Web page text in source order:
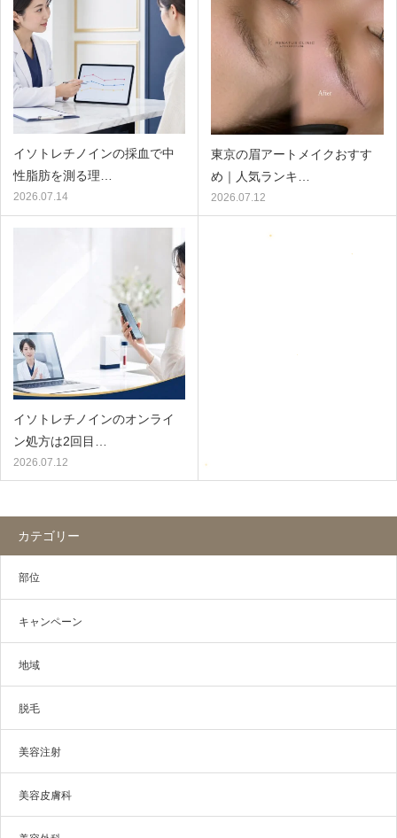
イソトレチノインの採血で中
性脂肪を測る理…
2026.07.14
東京の眉アートメイクおすす
め｜人気ランキ…
2026.07.12
イソトレチノインのオンライ
ン処方は2回目…
2026.07.12
カテゴリー
部位
キャンペーン
地域
脱毛
美容注射
美容皮膚科